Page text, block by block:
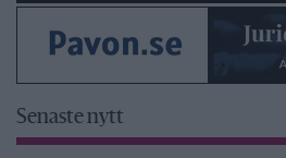
Senaste nytt